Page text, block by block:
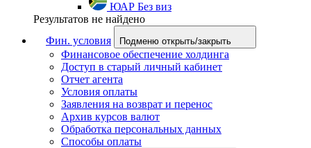
ЮАР Без виз
Результатов не найдено
Фин. условия
Подменю открыть/закрыть
Финансовое обеспечение холдинга
Доступ в старый личный кабинет
Отчет агента
Условия оплаты
Заявления на возврат и перенос
Архив курсов валют
Обработка персональных данных
Способы оплаты